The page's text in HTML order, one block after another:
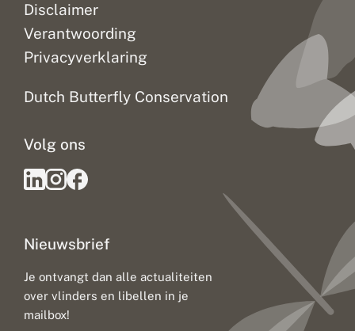
Disclaimer
Verantwoording
Privacyverklaring
Dutch Butterfly Conservation
Nieuwsbrief
Je ontvangt dan alle actualiteiten
over vlinders en libellen in je
mailbox!
Volg ons